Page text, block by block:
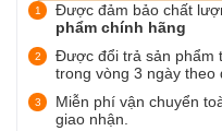
Được đảm bảo chất
phẩm chính hãng
Được đổi trả sản phẩm
trong vòng 3 ngày theo
Miễn phí vận chuyển
giao nhận.